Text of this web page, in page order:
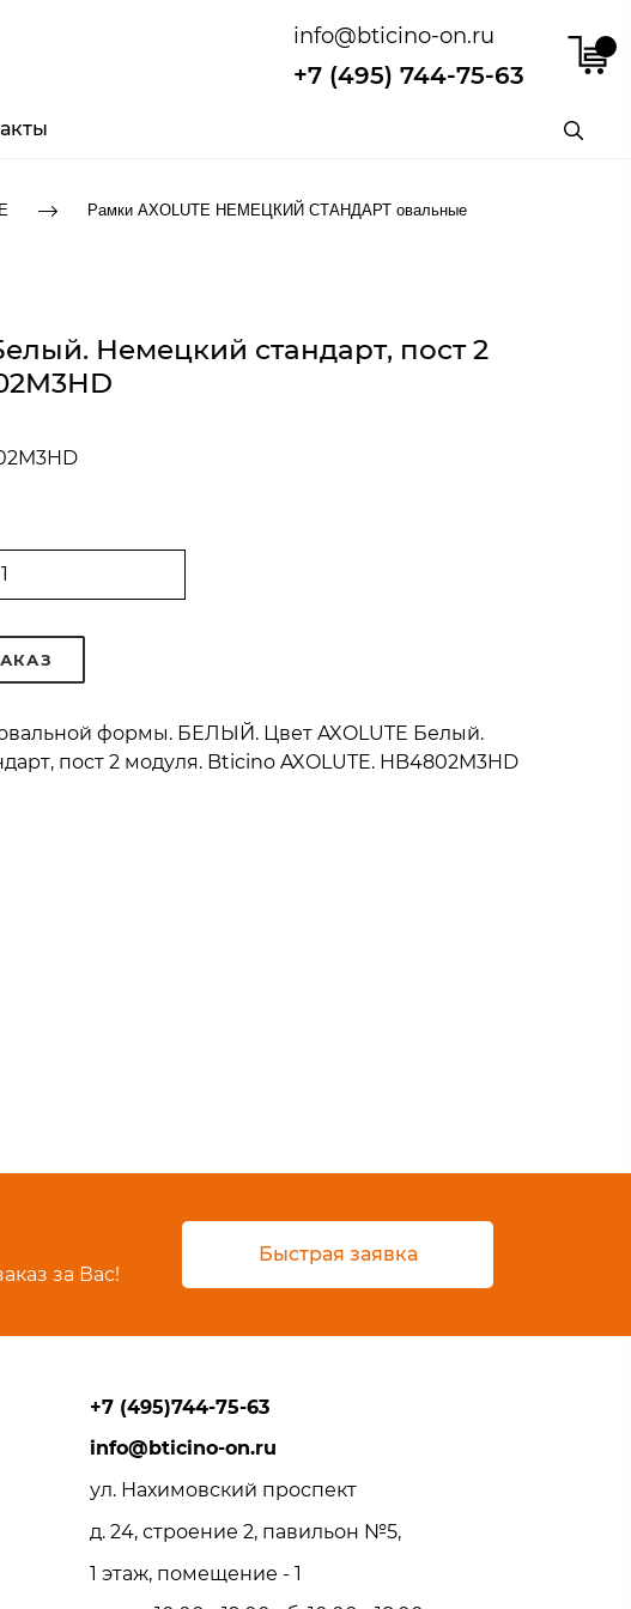
info@bticino-on.ru
+7 (495) 744-75-63
Рамки AXOLUTE НЕМЕЦКИЙ СТАНДАРТ овальные
Немецкий стандарт, пост 2
овальной формы. БЕЛЫЙ. Цвет AXOLUTE Белый.
пост 2 модуля. Bticino AXOLUTE. HB4802M3HD
за Вас!
Быстрая заявка
+7 (495)744-75-63
info@bticino-on.ru
ул. Нахимовский проспект
д. 24, строение 2, павильон №5,
1 этаж, помещение - 1